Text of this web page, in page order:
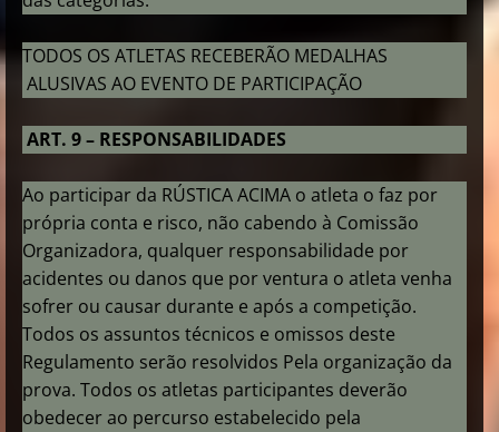
TODOS OS ATLETAS RECEBERÃO MEDALHAS
ALUSIVAS AO EVENTO DE PARTICIPAÇÃO
ART. 9 – RESPONSABILIDADES
Ao participar da RÚSTICA ACIMA o atleta o faz por
própria conta e risco, não cabendo à Comissão
Organizadora, qualquer responsabilidade por
acidentes ou danos que por ventura o atleta venha
sofrer ou causar durante e após a competição.
Todos os assuntos técnicos e omissos deste
Regulamento serão resolvidos Pela organização da
prova. Todos os atletas participantes deverão
obedecer ao percurso estabelecido pela